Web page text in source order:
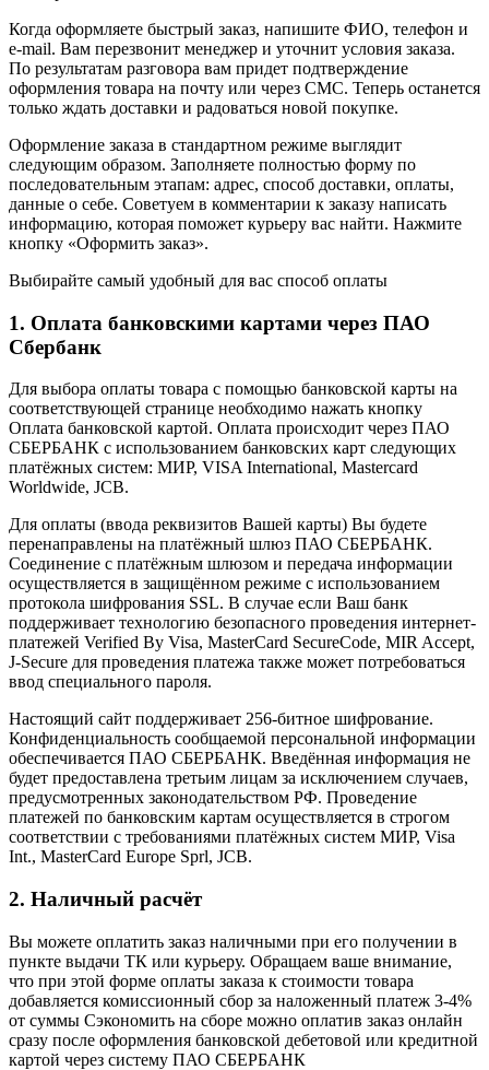
Когда оформляете быстрый заказ, напишите ФИО, телефон и
e-mail. Вам перезвонит менеджер и уточнит условия заказа.
По результатам разговора вам придет подтверждение
оформления товара на почту или через СМС. Теперь останется
только ждать доставки и радоваться новой покупке.
Оформление заказа в стандартном режиме выглядит
следующим образом. Заполняете полностью форму по
последовательным этапам: адрес, способ доставки, оплаты,
данные о себе. Советуем в комментарии к заказу написать
информацию, которая поможет курьеру вас найти. Нажмите
кнопку «Оформить заказ».
Выбирайте самый удобный для вас способ оплаты
1. Оплата банковскими картами через ПАО
Сбербанк
Для выбора оплаты товара с помощью банковской карты на
соответствующей странице необходимо нажать кнопку
Оплата банковской картой. Оплата происходит через ПАО
СБЕРБАНК с использованием банковских карт следующих
платёжных систем: МИР, VISA International, Mastercard
Worldwide, JCB.
Для оплаты (ввода реквизитов Вашей карты) Вы будете
перенаправлены на платёжный шлюз ПАО СБЕРБАНК.
Соединение с платёжным шлюзом и передача информации
осуществляется в защищённом режиме с использованием
протокола шифрования SSL. В случае если Ваш банк
поддерживает технологию безопасного проведения интернет-
платежей Verified By Visa, MasterCard SecureCode, MIR Accept,
J-Secure для проведения платежа также может потребоваться
ввод специального пароля.
Настоящий сайт поддерживает 256-битное шифрование.
Конфиденциальность сообщаемой персональной информации
обеспечивается ПАО СБЕРБАНК. Введённая информация не
будет предоставлена третьим лицам за исключением случаев,
предусмотренных законодательством РФ. Проведение
платежей по банковским картам осуществляется в строгом
соответствии с требованиями платёжных систем МИР, Visa
Int., MasterCard Europe Sprl, JCB.
2. Наличный расчёт
Вы можете оплатить заказ наличными при его получении в
пункте выдачи ТК или курьеру. Обращаем ваше внимание,
что при этой форме оплаты заказа к стоимости товара
добавляется комиссионный сбор за наложенный платеж 3-4%
от суммы Сэкономить на сборе можно оплатив заказ онлайн
сразу после оформления банковской дебетовой или кредитной
картой через систему ПАО СБЕРБАНК